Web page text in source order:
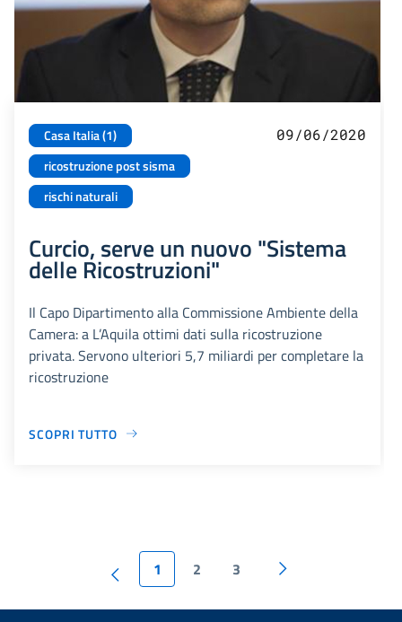
Casa Italia (1)
ricostruzione post sisma
rischi naturali
09/06/2020
Curcio, serve un nuovo "Sistema
delle Ricostruzioni"
Il Capo Dipartimento alla Commissione Ambiente della
Camera: a L’Aquila ottimi dati sulla ricostruzione
privata. Servono ulteriori 5,7 miliardi per completare la
ricostruzione
SCOPRI TUTTO
1 2 3